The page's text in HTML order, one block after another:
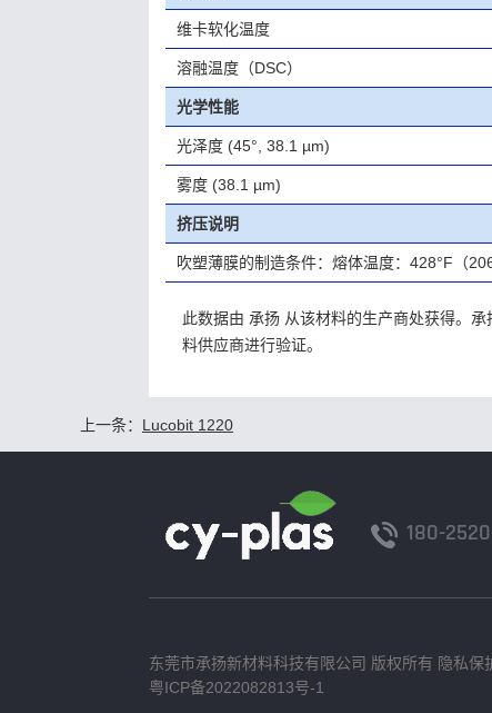
维卡软化温度
溶融温度（DSC）
光学性能
光泽度 (45°, 38.1 µm)
雾度 (38.1 µm)
挤压说明
吹塑薄膜的制造条件：熔体温度：428°F（
此数据由 承扬 从该材料的生产商处获得。
料供应商进行验证。
上一条： Lucobit 1220
180-
东莞市承扬新材料科技有限公司 版权所有 隐私保
粤ICP备2022082813号-1